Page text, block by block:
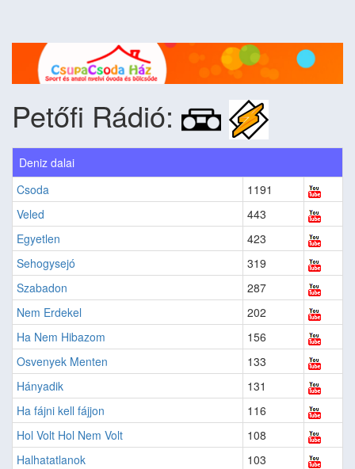
Petőfi Rádió:
Deniz dalai
Csoda
1191
Veled
443
Egyetlen
423
Sehogysejó
319
Szabadon
287
Nem Erdekel
202
Ha Nem Hibazom
156
Osvenyek Menten
133
Hányadik
131
Ha fájni kell fájjon
116
Hol Volt Hol Nem Volt
108
Halhatatlanok
103